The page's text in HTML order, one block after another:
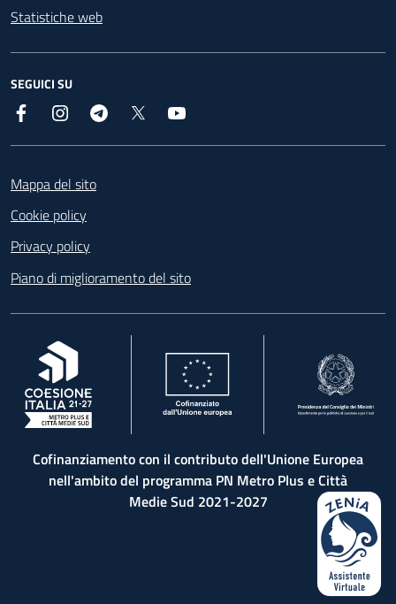
Statistiche web
SEGUICI SU
Facebook InstagramTelegram
Mappa del sito
Cookie policy
Privacy policy
Piano di miglioramento del sito
, apre in una nuova scheda
Cofinanziamento con il contributo dell'Unione Europea
nell'ambito del programma PN Metro Plus e Città
Medie Sud 2021-2027